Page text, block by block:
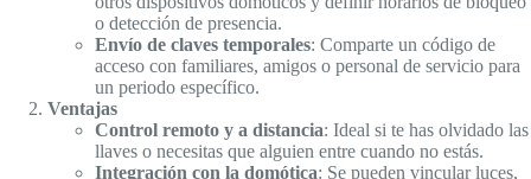
o detección de presencia.
Envío de claves temporales: Comparte un código de
acceso con familiares, amigos o personal de servicio para
un periodo específico.
Ventajas
Control remoto y a distancia: Ideal si te has olvidado las
llaves o necesitas que alguien entre cuando no estás.
Integración con la domótica: Se pueden vincular luces,